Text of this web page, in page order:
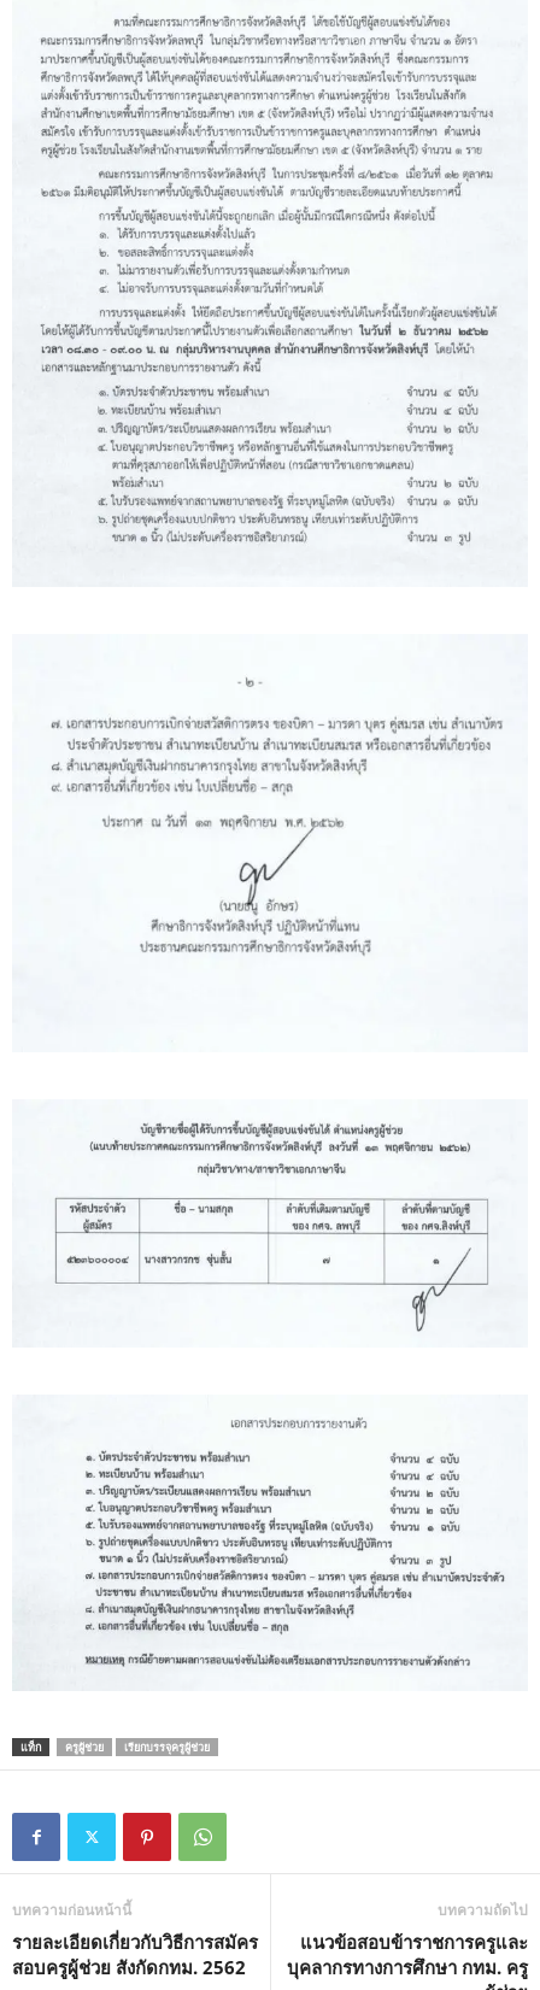
แท็ก ครูผู้ช่วย เรียกบรรจุครูผู้ช่วย
บทความก่อนหน้านี้
รายละเอียดเกี่ยวกับวิธีการสมัคร
สอบครูผู้ช่วย สังกัดกทม. 2562
บทความถัดไป
แนวข้อสอบข้าราชการครูและ
บุคลากรทางการศึกษา กทม. ครู